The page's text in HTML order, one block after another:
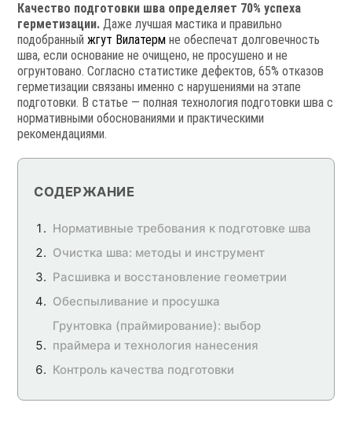
Качество подготовки шва определяет 70% успеха
герметизации. Даже лучшая мастика и правильно
подобранныйжгут Вилатерм не обеспечат долговечность
шва, если основание не очищено, не просушено и не
огрунтовано. Согласно статистике дефектов, 65% отказов
герметизации связаны именно с нарушениями на этапе
подготовки. В статье — полная технология подготовки шва с
нормативными обоснованиями и практическими
рекомендациями.
СОДЕРЖАНИЕ
Нормативные требования к подготовке шва
Очистка шва: методы и инструмент
Расшивка и восстановление геометрии
Обеспыливание и просушка
Грунтовка (праймирование): выбор
праймера и технология нанесения
Контроль качества подготовки